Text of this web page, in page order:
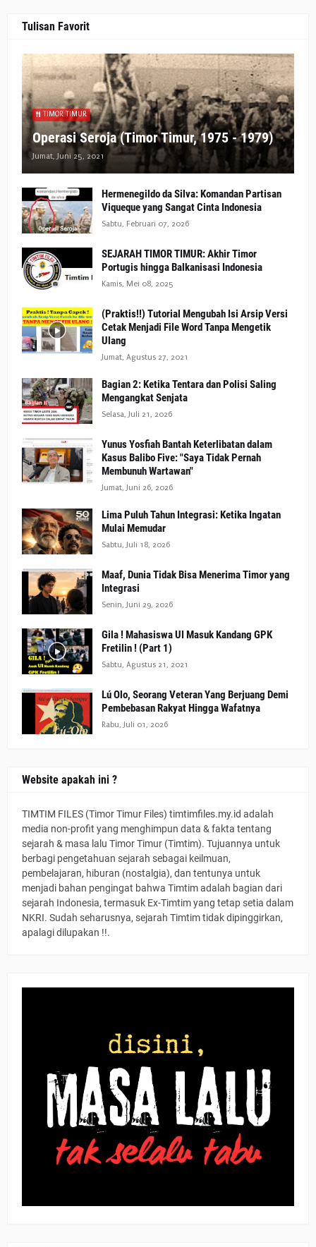
Tulisan Favorit
TIMOR TIMUR
Operasi Seroja (Timor Timur, 1975 - 1979)
Jumat, Juni 25, 2021
Hermenegildo da Silva: Komandan Partisan
Viqueque yang Sangat Cinta Indonesia
Sabtu, Februari 07, 2026
SEJARAH TIMOR TIMUR: Akhir Timor
Portugis hingga Balkanisasi Indonesia
Kamis, Mei 08, 2025
(Praktis!!) Tutorial Mengubah Isi Arsip Versi
Cetak Menjadi File Word Tanpa Mengetik
Ulang
Jumat, Agustus 27, 2021
Bagian 2: Ketika Tentara dan Polisi Saling
Mengangkat Senjata
Selasa, Juli 21, 2026
Yunus Yosfiah Bantah Keterlibatan dalam
Kasus Balibo Five: "Saya Tidak Pernah
Membunuh Wartawan"
Jumat, Juni 26, 2026
Lima Puluh Tahun Integrasi: Ketika Ingatan
Mulai Memudar
Sabtu, Juli 18, 2026
Maaf, Dunia Tidak Bisa Menerima Timor yang
Integrasi
Senin, Juni 29, 2026
Gila ! Mahasiswa UI Masuk Kandang GPK
Fretilin ! (Part 1)
Sabtu, Agustus 21, 2021
Lú Olo, Seorang Veteran Yang Berjuang Demi
Pembebasan Rakyat Hingga Wafatnya
Rabu, Juli 01, 2026
Website apakah ini ?
TIMTIM FILES (Timor Timur Files) timtimfiles.my.id adalah
media non-profit yang menghimpun data & fakta tentang
sejarah & masa lalu Timor Timur (Timtim). Tujuannya untuk
berbagi pengetahuan sejarah sebagai keilmuan,
pembelajaran, hiburan (nostalgia), dan tentunya untuk
menjadi bahan pengingat bahwa Timtim adalah bagian dari
sejarah Indonesia, termasuk Ex-Timtim yang tetap setia dalam
NKRI. Sudah seharusnya, sejarah Timtim tidak dipinggirkan,
apalagi dilupakan !!.